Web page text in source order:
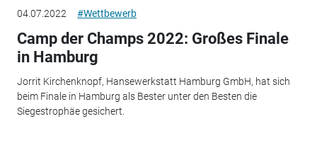
04.07.2022 #Wettbewerb
Camp der Champs 2022: Großes Finale
in Hamburg
Jorrit Kirchenknopf, Hansewerkstatt Hamburg GmbH, hat sich
beim Finale in Hamburg als Bester unter den Besten die
Siegestrophäe gesichert.